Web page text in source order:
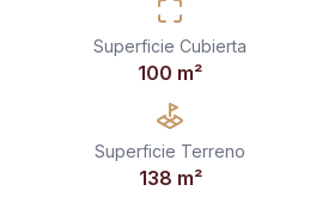
Superficie Cubierta
100 m²
Superficie Terreno
138 m²